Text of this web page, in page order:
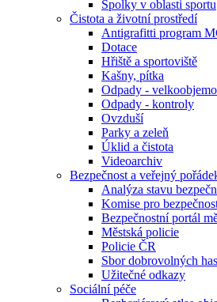
Spolky v oblasti sportu
Čistota a životní prostředí
Antigrafitti program
Dotace
Hřiště a sportoviště
Kašny, pítka
Odpady -
Odpady - kontroly
Ovzduší
Parky a zeleň
Úklid a čistota
Videoarchiv
Bezpečnost a veřejný
Analýza stavu
Komise pro
Bezpečnostní portál
Městská policie
Policie ČR
Sbor dobrovolných
Užitečné odkazy
Sociální péče